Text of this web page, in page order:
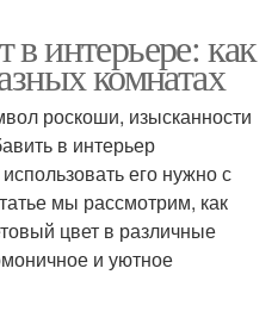
интерьере: как
комнатах
роскоши, изысканности
в интерьер
его нужно с
мы рассмотрим, как
цвет в различные
и уютное